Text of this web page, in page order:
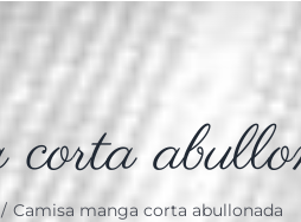
corta
Camisa manga corta abullonada